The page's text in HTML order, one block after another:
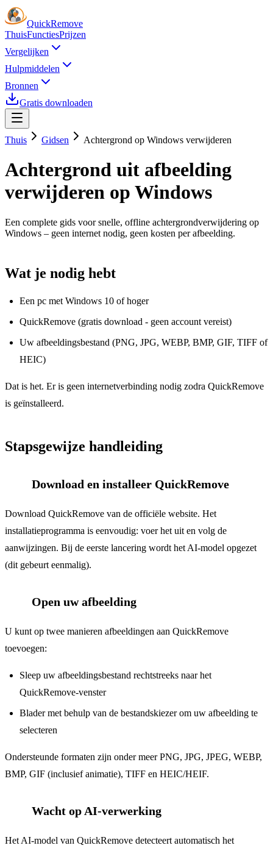
QuickRemove
ThuisFunctiesPrijzen
Vergelijken
Hulpmiddelen
Bronnen
Gratis downloaden
Thuis Gidsen Achtergrond op Windows verwijderen
Achtergrond uit afbeelding
verwijderen op Windows
Een complete gids voor snelle, offline achtergrondverwijdering op
Windows – geen internet nodig, geen kosten per afbeelding.
Wat je nodig hebt
Een pc met Windows 10 of hoger
QuickRemove (gratis download - geen account vereist)
Uw afbeeldingsbestand (PNG, JPG, WEBP, BMP, GIF, TIFF of
HEIC)
Dat is het. Er is geen internetverbinding nodig zodra QuickRemove
is geïnstalleerd.
Stapsgewijze handleiding
Download en installeer QuickRemove
Download QuickRemove van de officiële website. Het
installatieprogramma is eenvoudig: voer het uit en volg de
aanwijzingen. Bij de eerste lancering wordt het AI-model opgezet
(dit gebeurt eenmalig).
Open uw afbeelding
U kunt op twee manieren afbeeldingen aan QuickRemove
toevoegen:
Sleep uw afbeeldingsbestand rechtstreeks naar het
QuickRemove-venster
Blader met behulp van de bestandskiezer om uw afbeelding te
selecteren
Ondersteunde formaten zijn onder meer PNG, JPG, JPEG, WEBP,
BMP, GIF (inclusief animatie), TIFF en HEIC/HEIF.
Wacht op AI-verwerking
Het AI-model van QuickRemove detecteert automatisch het